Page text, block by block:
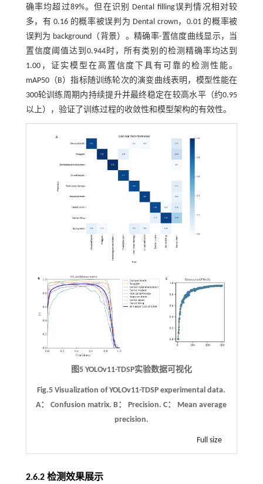
确率均超过89%。但在识别 Dental filling误判情况相对较
多，有 0.16 的概率被误判为 Dental crown，0.01 的概率被
误判为 background（背景）。精确率-置信度曲线显示，当
置信度阈值达到0.944时，所有类别的检测精确率均达到
1.00，证实模型在高置信度下具有可靠的检测性能。
mAP50（B）指标随训练轮次的演变曲线表明，模型性能在
300轮训练周期内持续提升并最终稳定在较高水平（约0.95
以上），验证了训练过程的收敛性和模型架构的有效性。
图5 YOLOv11-TDSP实验数据可视化
Fig.5 Visualization of YOLOv11-TDSP experimental data.
A： Confusion matrix. B： Precision. C： Mean average
precision.
Full size
2.6.2 检测效果展示